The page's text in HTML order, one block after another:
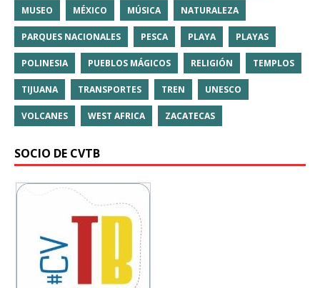
MUSEO MÉXICO MÚSICA NATURALEZA
PARQUES NACIONALES PESCA PLAYA PLAYAS
POLINESIA PUEBLOS MÁGICOS RELIGIÓN TEMPLOS
TIJUANA TRANSPORTES TREN UNESCO
VOLCANES WEST AFRICA ZACATECAS
SOCIO DE CVTB